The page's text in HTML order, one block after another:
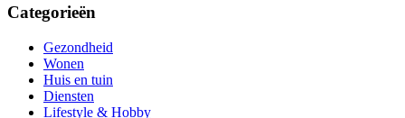
Categorieën
Gezondheid
Wonen
Huis en tuin
Diensten
Lifestyle & Hobby